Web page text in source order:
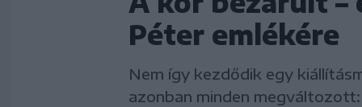
Péter emlékére
Nem így kezdődik egy
azonban minden